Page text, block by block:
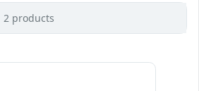
2 products